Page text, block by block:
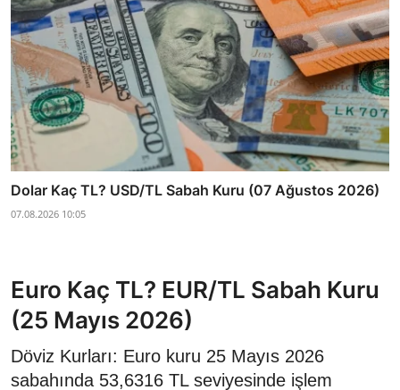
Dolar Kaç TL? USD/TL Sabah Kuru (07 Ağustos 2026)
07.08.2026 10:05
Euro Kaç TL? EUR/TL Sabah Kuru
(25 Mayıs 2026)
Döviz Kurları: Euro kuru 25 Mayıs 2026
sabahında 53,6316 TL seviyesinde işlem